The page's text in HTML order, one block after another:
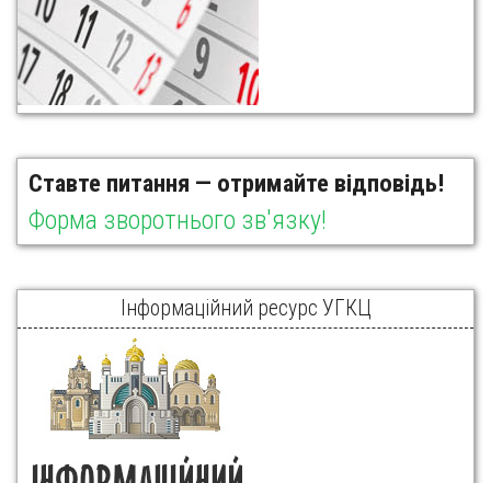
Ставте питання — отримайте відповідь!
Форма зворотнього зв'язку!
Інформаційний ресурс УГКЦ